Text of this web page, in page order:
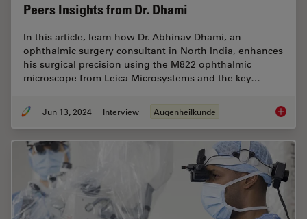
Peers Insights from Dr. Dhami
In this article, learn how Dr. Abhinav Dhami, an
ophthalmic surgery consultant in North India, enhances
his surgical precision using the M822 ophthalmic
microscope from Leica Microsystems and the key…
Jun 13, 2024 Interview Augenheilkunde Buying